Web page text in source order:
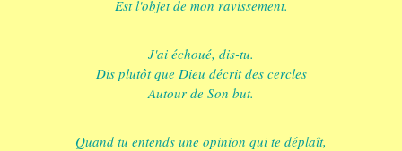
Est l'objet de mon ravissement.
J'ai échoué, dis-tu.
Dis plutôt que Dieu décrit des cercles
Autour de Son but.
Quand tu entends une opinion qui te déplaît,